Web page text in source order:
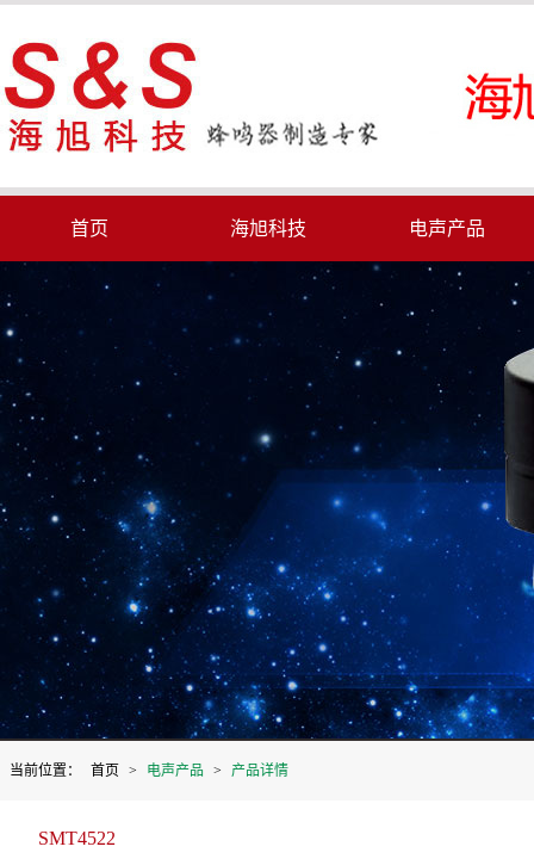
首页 海旭科技 电声产品
当前位置： 首页 > 电声产品 > 产品详情
SMT4522